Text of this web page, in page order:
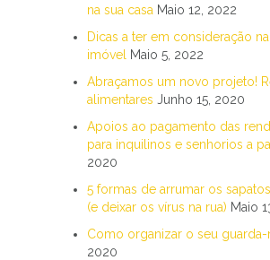
na sua casa Maio 12, 2022
Dicas a ter em consideração
imóvel
Maio 5, 2022
Abraçamos um novo projeto!
alimentares Junho 15, 2020
Apoios ao pagamento das
para inquilinos e senhorios a
2020
5 formas de arrumar os
(e deixar os vírus na rua) Maio
Como organizar o seu guarda-
2020